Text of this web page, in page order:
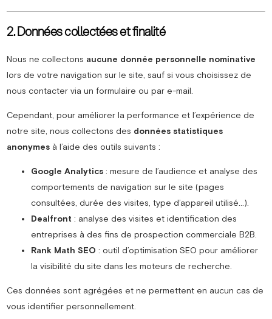
2. Données collectées et finalité
Nous ne collectons aucune donnée personnelle nominative
lors de votre navigation sur le site, sauf si vous choisissez de
nous contacter via un formulaire ou par e-mail.
Cependant, pour améliorer la performance et l’expérience de
notre site, nous collectons des données statistiques
anonymes à l’aide des outils suivants :
Google Analytics : mesure de l’audience et analyse des
comportements de navigation sur le site (pages
consultées, durée des visites, type d’appareil utilisé…).
Dealfront : analyse des visites et identification des
entreprises à des fins de prospection commerciale B2B.
Rank Math SEO : outil d’optimisation SEO pour améliorer
la visibilité du site dans les moteurs de recherche.
Ces données sont agrégées et ne permettent en aucun cas de
vous identifier personnellement.